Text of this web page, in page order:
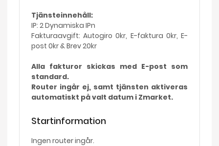
Tjänsteinnehåll:
IP: 2 Dynamiska IPn
Fakturaavgift: Autogiro 0kr, E-faktura 0kr, E-
post 0kr & Brev 20kr
Alla fakturor skickas med E-post som
standard.
Router ingår ej, samt tjänsten aktiveras
automatiskt på valt datum i Zmarket.
Startinformation
Ingen router ingår.